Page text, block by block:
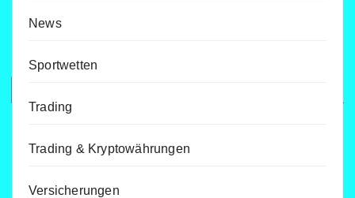
News
Sportwetten
Trading
Trading & Kryptowährungen
Versicherungen